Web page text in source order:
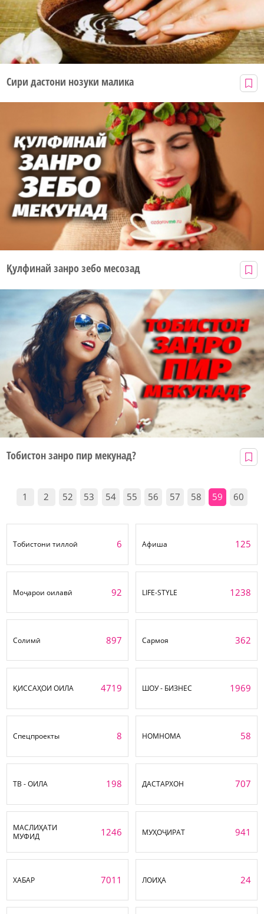
Сири дастони нозуки малика
Қулфинай занро зебо месозад
Тобистон занро пир мекунад?
1 2 52 53 54 55 56 57 58 59 60
Тобистони тиллоӣ 6 Афиша 125
Моҷарои оилавӣ 92 LIFE-STYLE 1238
Солимӣ 897 Сармоя 362
ҚИССАҲОИ ОИЛА 4719 ШОУ - БИЗНЕС 1969
Спецпроекты 8 НОМНОМА 58
ТВ - ОИЛА 198 ДАСТАРХОН 707
МАСЛИҲАТИ
МУФИД
1246 МУҲОҶИРАТ 941
ХАБАР 7011 ЛОИҲА 24